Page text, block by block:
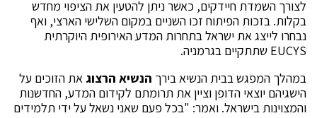
לצורך השמדת חיידקים, כאשר ניתן להטעין את הציפוי מחדש
בקלות. בזכות הפיתוח זכו השניים במקום השלישי הארצי, ואף
נבחרו לייצג את ישראל בתחרות המדע האירופית היוקרתית
EUCYS שתתקיים בגרמניה.
במהלך המפגש בבית הנשיא בירך הנשיא הרצוג את הזוכים על
הישגיהם יוצאי הדופן וציין את תרומתם לקידום המדע, החדשנות
והמצוינות בישראל. ואמר: "בכל פעם שאני נשאל על ידי תלמידים